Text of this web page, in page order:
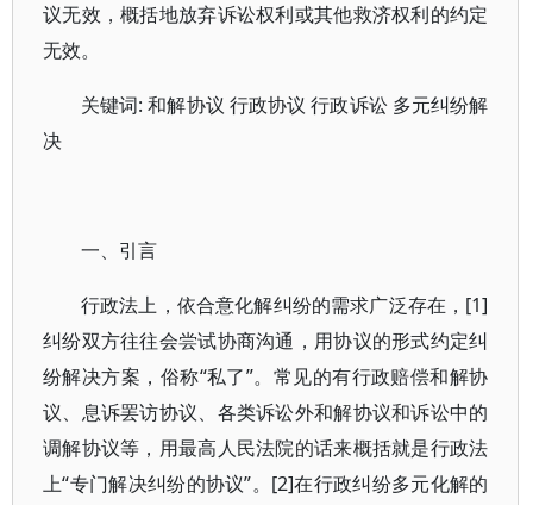
议无效，概括地放弃诉讼权利或其他救济权利的约定
无效。
关键词: 和解协议 行政协议 行政诉讼 多元纠纷解
决
一、引言
行政法上，依合意化解纠纷的需求广泛存在，[1]
纠纷双方往往会尝试协商沟通，用协议的形式约定纠
纷解决方案，俗称“私了”。常见的有行政赔偿和解协
议、息诉罢访协议、各类诉讼外和解协议和诉讼中的
调解协议等，用最高人民法院的话来概括就是行政法
上“专门解决纠纷的协议”。[2]在行政纠纷多元化解的